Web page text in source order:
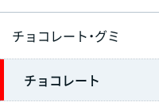
チョコレート・グミ
チョコレート